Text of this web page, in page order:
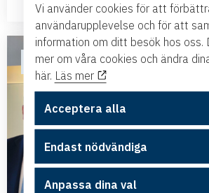
NYHET
Vi använder cookies för att
användarupplevelse och för att
information om ditt besök hos oss.
mer om våra cookies och ändra
här. Läs mer
Acceptera alla
Endast nödvändiga
Anpassa dina val